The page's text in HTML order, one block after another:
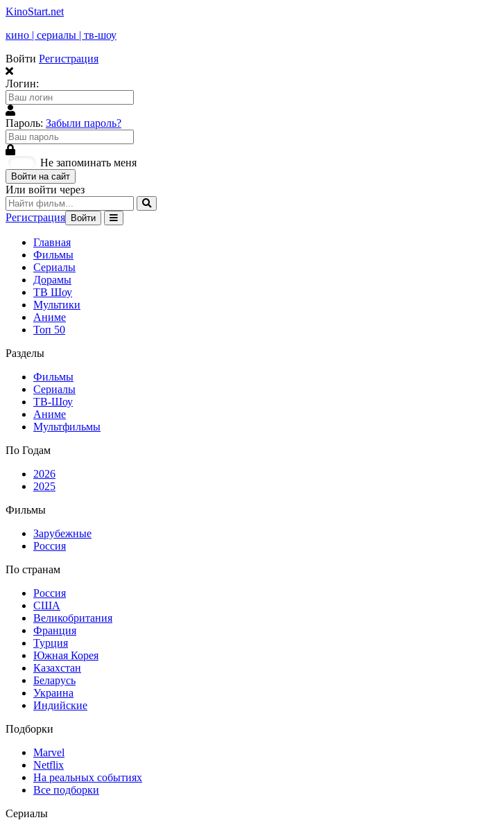
KinoStart.net
кино | сериалы | тв-шоу
Войти Регистрация
Логин:
Пароль: Забыли пароль?
Не запоминать меня
Войти на сайт
Или войти через
Регистрация Войти
Главная
Фильмы
Сериалы
Дорамы
ТВ Шоу
Мультики
Аниме
Топ 50
Разделы
Фильмы
Сериалы
ТВ-Шоу
Аниме
Мультфильмы
По Годам
2026
2025
Фильмы
Зарубежные
Россия
По странам
Россия
США
Великобритания
Франция
Турция
Южная Корея
Казахстан
Беларусь
Украина
Индийские
Подборки
Marvel
Netflix
На реальных событиях
Все подборки
Сериалы